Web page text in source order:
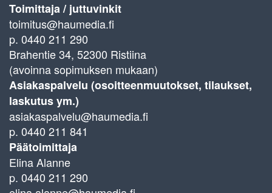
Toimittaja / juttuvinkit
toimitus@haumedia.fi
p. 0440 211 290
Brahentie 34, 52300 Ristiina
(avoinna sopimuksen mukaan)
Asiakaspalvelu (osoitteenmuutokset, tilaukset,
laskutus ym.)
asiakaspalvelu@haumedia.fi
p. 0440 211 841
Päätoimittaja
Elina Alanne
p. 0440 211 290